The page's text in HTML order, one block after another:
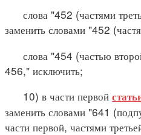
слова "452 (частями
заменить словами "452
слова "454 (частью
456," исключить;
10) в части первой
заменить словами "641
части первой, частями